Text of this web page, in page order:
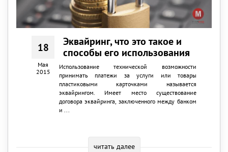
18
Мая
2015
Эквайринг, что это такое и
способы его использования
Использование технической возможности
принимать платежи за услуги или товары
пластиковыми карточками называется
эквайрингом. Имеет место существование
договора эквайринга, заключенного между банком
и ...
читать далее